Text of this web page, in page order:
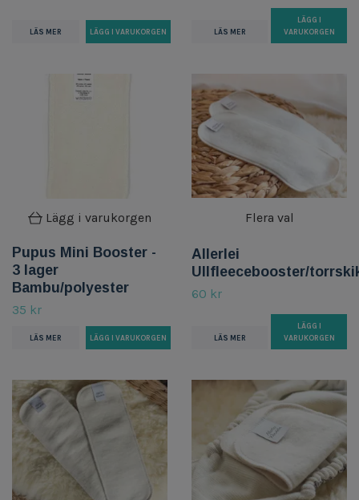
LÄS MER LÄS MER
LÄGG I
VARUKORGEN
Lägg i varukorgen
Pupus Mini Booster -
3 lager
Bambu/polyester
35 kr
LÄS MER
Flera val
Allerlei
Ullfleecebooster/
60 kr
LÄS MER
LÄGG I
VARUKORGEN